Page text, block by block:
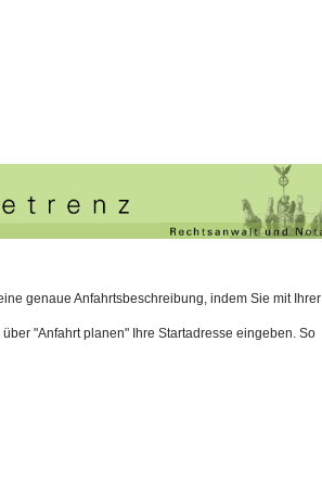
genaue Anfahrtsbeschreibung, indem Sie mit Ihrer
"Anfahrt planen" Ihre Startadresse eingeben. So